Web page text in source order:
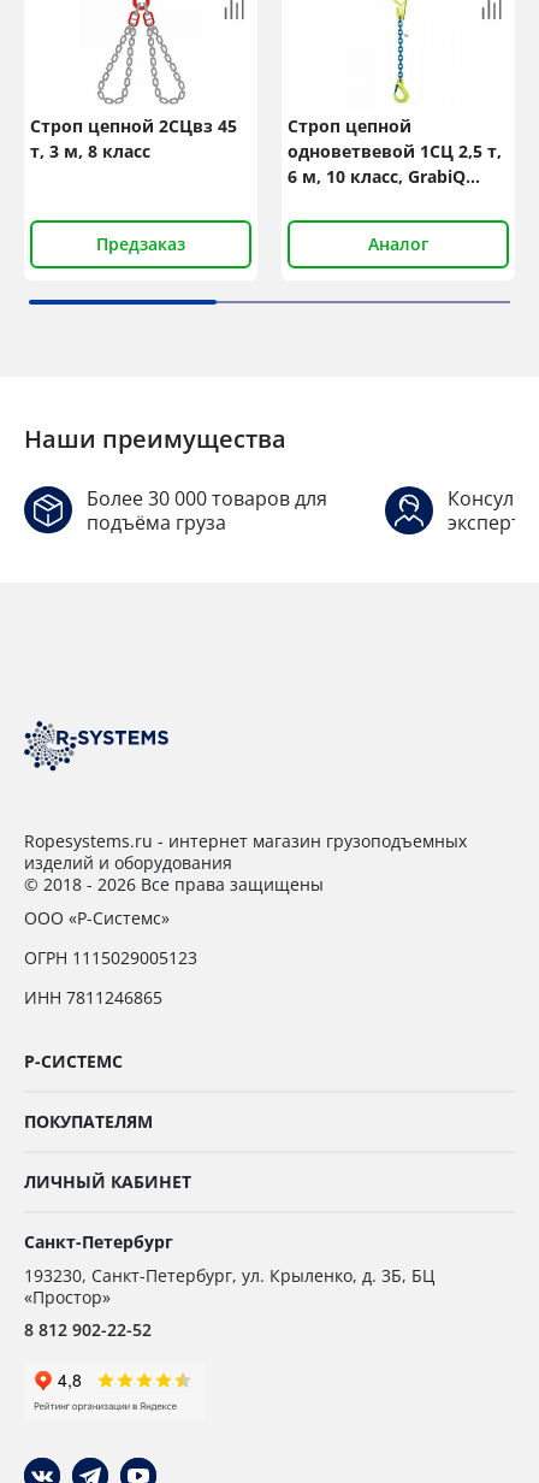
Строп цепной 2СЦвз 45
т, 3 м, 8 класс
Предзаказ
Строп цепной
одноветвевой 1СЦ 2,5 т,
6 м, 10 класс, GrabiQ
Аналог
Наши преимущества
Более 30 000 товаров для
подъёма груза
Ropesystems.ru - интернет магазин грузоподъемных
изделий и оборудования
© 2018 - 2026 Все права защищены
ООО «Р-Системс»
ОГРН 1115029005123
ИНН 7811246865
Р-СИСТЕМС
ПОКУПАТЕЛЯМ
ЛИЧНЫЙ КАБИНЕТ
Санкт-Петербург
193230, Санкт-Петербург, ул. Крыленко, д. 3Б, БЦ
«Простор»
8 812 902-22-52